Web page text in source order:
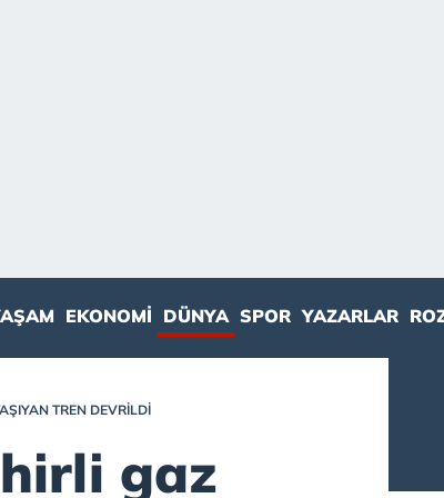
EKONOMI DÜNYA SPOR YAZARLAR
TREN DEVRILDI
gaz